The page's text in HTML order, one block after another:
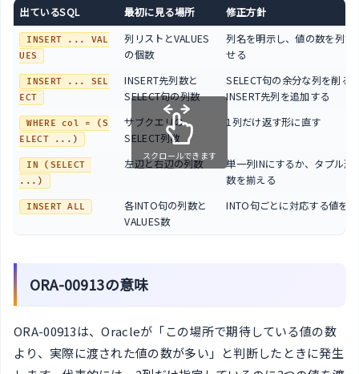
出ているSQL 最初に見る場所 修正方針
INSERT ... VAL
UES
列リストとVALUES
の個数
列名を明示し、値の数を列数
せる
INSERT ... SEL
ECT
INSERT先列数と
SELECT句の列数
SELECT句の余分な列を削る
INSERT先列を追加する
WHERE col = (S
ELECT ...)
サブクエリの
SELECT列数
1列だけ返す形に直す
IN (SELECT
...)
左辺と右辺の列数
単一列INにするか、タプル形
数を揃える
INSERT ALL
各INTO句の列数と
VALUES数
INTO句ごとに対応する値を
スクロールできます
ORA-00913の意味
ORA-00913は、Oracleが「この場所で期待している値の数
より、実際に渡された値の数が多い」と判断したときに発生